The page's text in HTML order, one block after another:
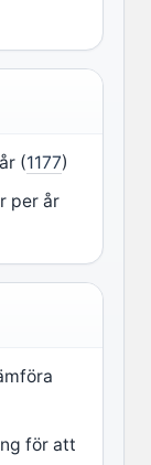
(1177)
per år
för att